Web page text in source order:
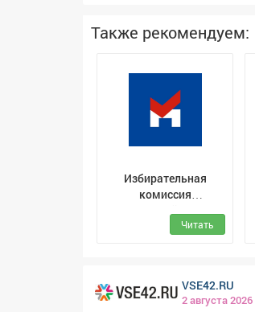
Также рекомендуем:
Избирательная
комиссия
- КузбассаЧитать
VSE42.RU
2 августа 2026